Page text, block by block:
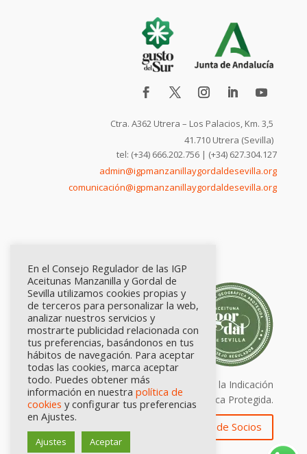
Ctra. A362 Utrera – Los Palacios, Km. 3,5
41.710 Utrera (Sevilla)
tel: (+34) 666.202.756 | (+34) 627.304.127
admin@igpmanzanillaygordaldesevilla.org
comunicación@igpmanzanillaygordaldesevilla.org
Calidad certificada por Origen. Sellos de la Indicación
Geográfica Protegida.
Zona de Socios
En el Consejo Regulador de las IGP
Aceitunas Manzanilla y Gordal de
Sevilla utilizamos cookies propias y
de terceros para personalizar la web,
analizar nuestros servicios y
mostrarte publicidad relacionada con
tus preferencias, basándonos en tus
hábitos de navegación. Para aceptar
todas las cookies, marca aceptar
todo. Puedes obtener más
información en nuestra política de
cookies y configurar tus preferencias
en Ajustes.
Ajustes Aceptar